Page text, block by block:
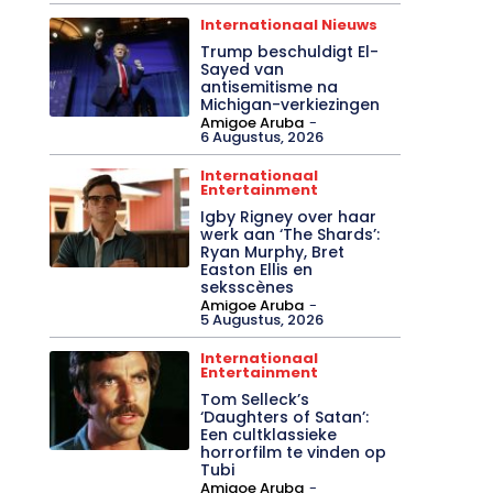
Internationaal Nieuws
Trump beschuldigt El-
Sayed van
antisemitisme na
Michigan-verkiezingen
Amigoe Aruba -
6 Augustus, 2026
Internationaal
Entertainment
Igby Rigney over haar
werk aan ‘The Shards’:
Ryan Murphy, Bret
Easton Ellis en
seksscènes
Amigoe Aruba -
5 Augustus, 2026
Internationaal
Entertainment
Tom Selleck’s
‘Daughters of Satan’:
Een cultklassieke
horrorfilm te vinden op
Tubi
Amigoe Aruba -